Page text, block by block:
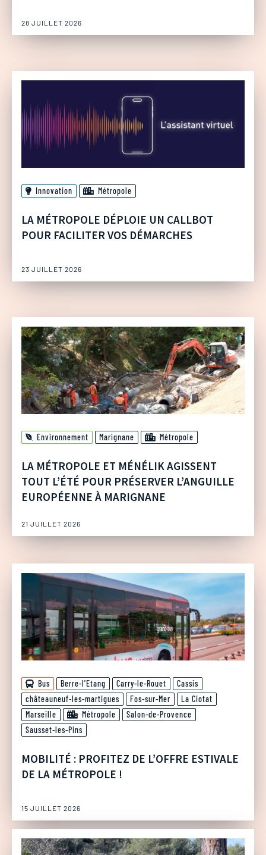
28 JUILLET 2026
Innovation Métropole
LA MÉTROPOLE DÉPLOIE UN CALLBOT
POUR FACILITER VOS DÉMARCHES
23 JUILLET 2026
Environnement Marignane Métropole
LA MÉTROPOLE ET MÉNÉLIK AGISSENT
TOUT L’ÉTÉ POUR PRÉSERVER L’ANGUILLE
EUROPÉENNE À MARIGNANE
21 JUILLET 2026
Bus Berre-l'Etang Carry-le-Rouet
Cassis
châteauneuf-les-martigues
Fos-sur-Mer
La Ciotat
Marseille
Métropole
Salon-de-Provence
Sausset-les-Pins
MOBILITÉ : PROFITEZ DE L’OFFRE ESTIVALE
DE LA MÉTROPOLE !
15 JUILLET 2026